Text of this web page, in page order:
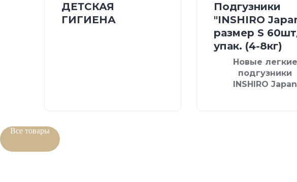
ДЕТСКАЯ
ГИГИЕНА
Подгузники
"INSHIRO
размер S
упак. (4-8кг)
Новые легкие
подгузники
INSHIRO Japan
Все товары